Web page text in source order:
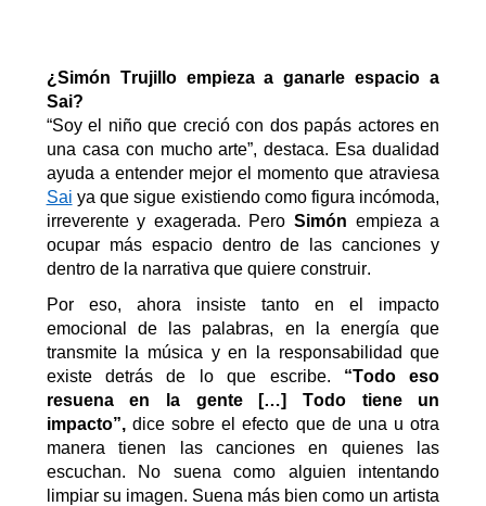
¿Simón Trujillo empieza a ganarle espacio a
Sai?
“Soy el niño que creció con dos papás actores en
una casa con mucho arte”, destaca. Esa dualidad
ayuda a entender mejor el momento que atraviesa
Sai ya quesigue existiendo como figura incómoda,
irreverente y exagerada. Pero Simón empieza a
ocupar más espacio dentro de las canciones y
dentro de la narrativa que quiere construir.
Por eso, ahora insiste tanto en el impacto
emocional de las palabras, en la energía que
transmite la música y en la responsabilidad que
existe detrás de lo que escribe.
“Todo eso
resuena en la gente […] Todo tiene un
impacto”,dice sobre el efecto que de una u otra
manera tienen las canciones en quienes las
escuchan.
No suena como alguien intentando
limpiar su imagen. Suena más bien como un artista